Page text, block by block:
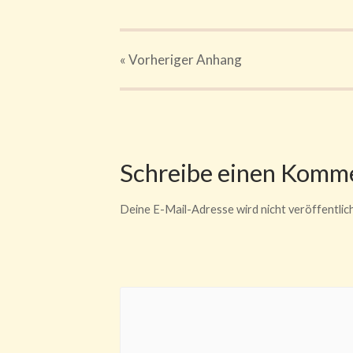
« VorherigerAnhang
Schreibe einen
Deine E-Mail-Adresse wird nicht